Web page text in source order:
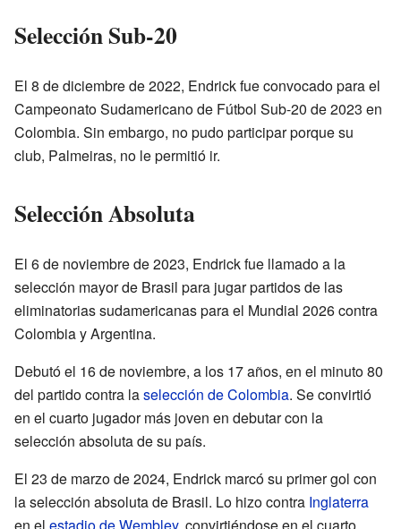
Selección Sub-20
El 8 de diciembre de 2022, Endrick fue convocado para el
Campeonato Sudamericano de Fútbol Sub-20 de 2023 en
Colombia. Sin embargo, no pudo participar porque su
club, Palmeiras, no le permitió ir.
Selección Absoluta
El 6 de noviembre de 2023, Endrick fue llamado a la
selección mayor de Brasil para jugar partidos de las
eliminatorias sudamericanas para el Mundial 2026 contra
Colombia y Argentina.
Debutó el 16 de noviembre, a los 17 años, en el minuto 80
del partido contra laselección de Colombia. Se convirtió
en el cuarto jugador más joven en debutar con la
selección absoluta de su país.
El 23 de marzo de 2024, Endrick marcó su primer gol con
la selección absoluta de Brasil. Lo hizo contra Inglaterra